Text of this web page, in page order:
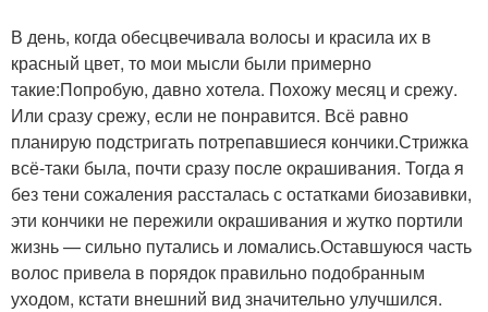
В день, когда обесцвечивала волосы и красила их в
красный цвет, то мои мысли были примерно
такие:Попробую, давно хотела. Похожу месяц и срежу.
Или сразу срежу, если не понравится. Всё равно
планирую подстригать потрепавшиеся кончики.Стрижка
всё-таки была, почти сразу после окрашивания. Тогда я
без тени сожаления рассталась с остатками биозавивки,
эти кончики не пережили окрашивания и жутко портили
жизнь — сильно путались и ломались.Оставшуюся часть
волос привела в порядок правильно подобранным
уходом, кстати внешний вид значительно улучшился.